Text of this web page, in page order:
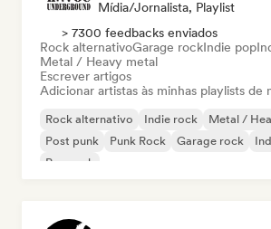
Mídia/Jornalista, Playlist
> 7300 feedbacks enviados
Rock alternativoGarage rockIndie pop
Metal / Heavy metal
Escrever artigos
Adicionar artistas às minhas playlists de
Rock alternativo Indie rock
Metal /
Post punk
Punk Rock Garage rock
Pop rock